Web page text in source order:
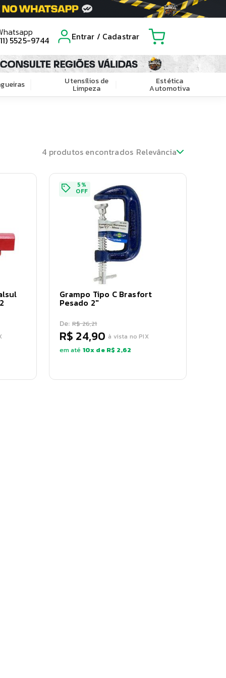
5525-9744 Entrar / Cadastrar
Utensílios de
Limpeza
Estética
Automotiva
4 produtos encontrados Relevância
Grampo Tipo C Brasfort
Pesado 2"
De: R$ 26,21
R$ 24,90 à vista no PIX
em até 10x de R$ 2,62
5%
OFF